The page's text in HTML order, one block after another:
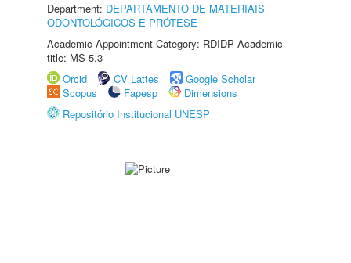
Department: DEPARTAMENTO DE MATERIAIS
ODONTOLÓGICOS E PRÓTESE
Academic Appointment Category: RDIDP Academic
title: MS-5.3
Orcid
CV Lattes
Google Scholar
Scopus
Fapesp
Dimensions
Repositório Institucional UNESP